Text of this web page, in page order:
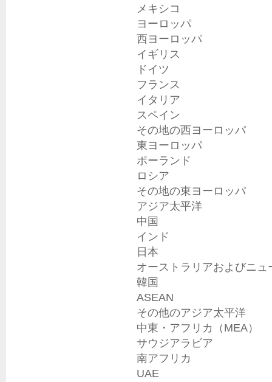
メキシコ
ヨーロッパ
西ヨーロッパ
イギリス
ドイツ
フランス
イタリア
スペイン
その地の西ヨーロッパ
東ヨーロッパ
ポーランド
ロシア
その地の東ヨーロッパ
アジア太平洋
中国
インド
日本
オーストラリアおよびニュ
韓国
ASEAN
その他のアジア太平洋
中東・アフリカ（MEA）
サウジアラビア
南アフリカ
UAE